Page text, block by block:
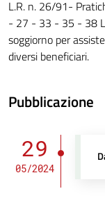
L.R. n. 26/91-
- 27 - 33 - 35 - 38
soggiorno per
diversi beneficiari.
Pubblicazione
29
05/2024